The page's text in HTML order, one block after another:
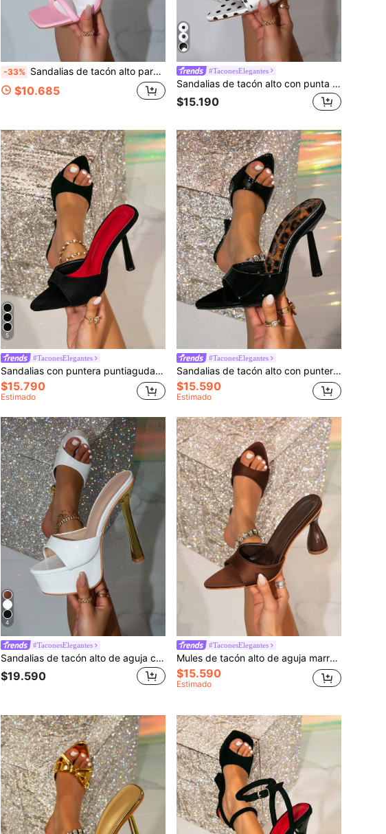
-33% Sandalias de tacón alto para mujer con punta cuadrada, decoradas en rosa, transparentes y glamurosas, adecuadas para fiestas y salidas
$10.685
#TaconesElegantes
Sandalias de tacón alto con punta puntiaguda y decoración de lazo en blanco y negro para mujer, pantuflas de tacón alto glamorosas para fiestas
$15.190
5
#TaconesElegantes
Sandalias con puntera puntiaguda y tacón alto transparente con decoración de pirámide, elegantes tacones altos para fiestas
$15.790
Estimado
#TaconesElegantes
Sandalias de tacón alto con puntera puntiaguda y decoración de pirámide negra para mujer, sandalias de tacón alto glamorosas para fiestas
$15.590
Estimado
4
#TaconesElegantes
Sandalias de tacón alto de aguja con plataforma gruesa y punta redonda en color blanco para mujer, adecuadas para salir
$19.590
#TaconesElegantes
Mules de tacón alto de aguja marrón para mujer con decoración de pirámide dorada y punta afilada, elegantes sandalias de tacón alto para fiesta
$15.590
Estimado